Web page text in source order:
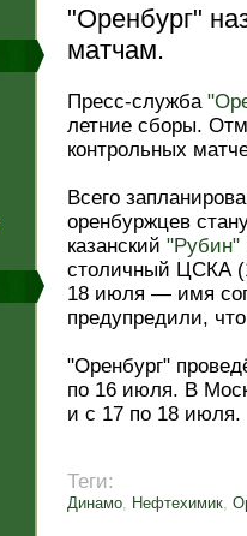
"Оренбург"
матчам.
Пресс-служба
летние сборы.
контрольных
Всего
оренбуржцев
казанский "Рубин"
столичный ЦСКА
18 июля — имя
предупредили,
"Оренбург"
по 16 июля. В
и с 17 по 18 июля.
Теги:
Динамо, Нефтехимик,